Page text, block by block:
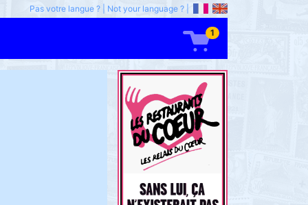
Pas votre langue ? Not your language ?
1